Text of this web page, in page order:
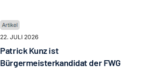
22. JULI 2026
Patrick Kunz ist
Bürgermeisterkandidat der FWG